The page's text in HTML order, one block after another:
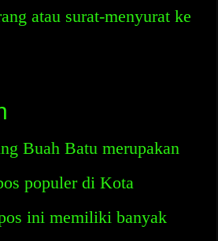
atau surat-menyurat ke
Buah Batu merupakan
populer di Kota
ini memiliki banyak